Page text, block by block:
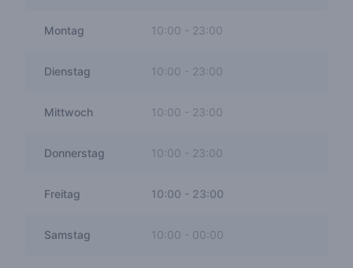
Montag 10:00 - 23:00
Dienstag 10:00 23:00
Mittwoch 10:00 - 23:00
Donnerstag 10:00 23:00
Freitag 10:00 - 23:00
Samstag 10:00 00:00